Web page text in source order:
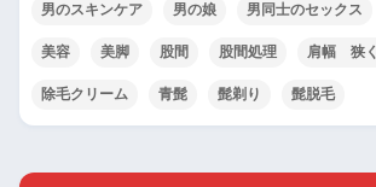
男のスキンケア 男の娘 男同士のセックス
美容 美脚 股間 股間処理 肩幅 狭く
除毛クリーム 青髭 髭剃り 髭脱毛